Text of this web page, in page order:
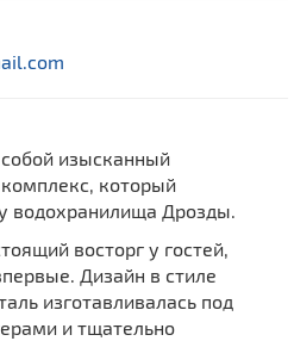
изысканный
который
водохранилища Дрозды.
восторг у гостей,
Дизайн в стиле
изготавливалась под
и тщательно